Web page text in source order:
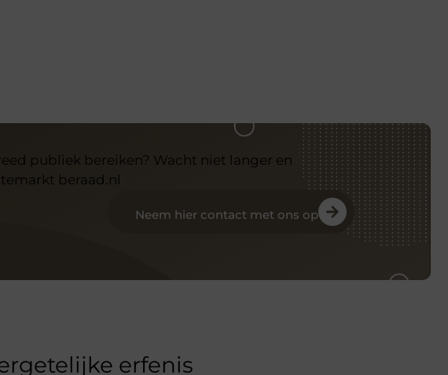
publiek bereiken? Wacht niet langer en
beraad.nl
Neem hier contact met ons op
erfenis